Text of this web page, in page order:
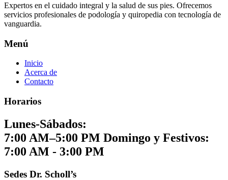
Expertos en el cuidado integral y la salud de sus pies. Ofrecemos
servicios profesionales de podología y quiropedia con tecnología de
vanguardia.
Menú
Inicio
Acerca de
Contacto
Horarios
Lunes-Sábados:
7:00 AM–5:00 PM Domingo y Festivos:
7:00 AM - 3:00 PM
Sedes Dr. Scholl’s